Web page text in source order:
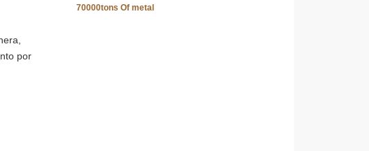
por
70000tons Of metal